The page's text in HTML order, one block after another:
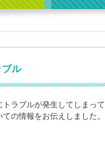
ル
ラブルが発生してしまっ
の情報をお伝えしました。